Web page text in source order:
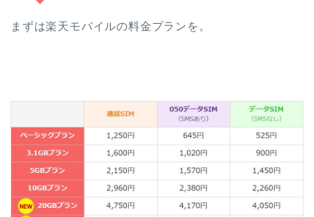
まずは楽天モバイルの料金プランを。